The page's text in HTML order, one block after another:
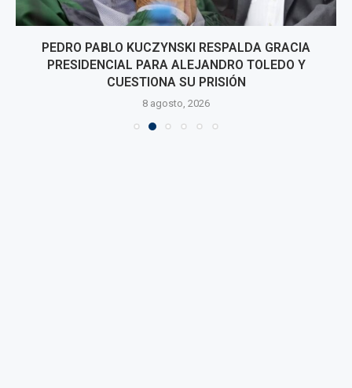
PEDRO PABLO KUCZYNSKI RESPALDA GRACIA
PRESIDENCIAL PARA ALEJANDRO TOLEDO Y
CUESTIONA SU PRISIÓN
8 agosto, 2026